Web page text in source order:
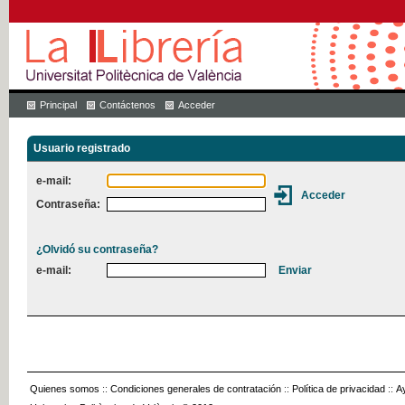
Principal Contáctenos Acceder
Usuario registrado
e-mail:
Contraseña:
¿Olvidó su contraseña?
e-mail:
Quienes somos :: Condiciones generales de contratación :: Política de privacidad ::